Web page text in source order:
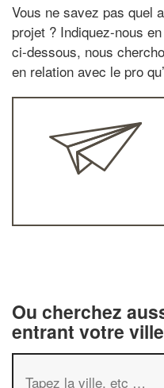
Vous ne savez pas quel
projet ? Indiquez-nous
ci-dessous, nous
en relation avec le pro
Ou cherchez
entrant votre